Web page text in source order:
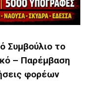
Συμβούλιο το
– Παρέμβαση
φορέων